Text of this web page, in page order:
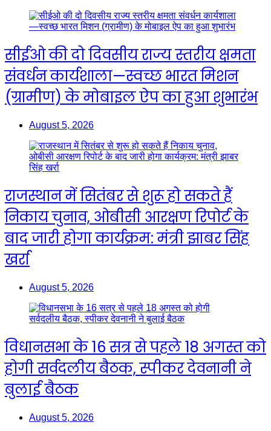
सीईओ की दो दिवसीय राज्य स्तरीय क्षमता
संवर्धन कार्यशाला—स्वच्छ भारत मिशन
(ग्रामीण) के मोबाइल ऐप का हुआ शुभारंभ
August 5, 2026
राजस्थान में सितंबर से शुरू हो सकते हैं
निकाय चुनाव, ओबीसी आरक्षण रिपोर्ट के
बाद जारी होगा कार्यक्रम: मंत्री झाबर सिंह
खर्रा
August 5, 2026
विधानसभा के 16 सत्र से पहले 18 अगस्त को
होगी सर्वदलीय बैठक, स्पीकर देवनानी ने
बुलाई बैठक
August 5, 2026